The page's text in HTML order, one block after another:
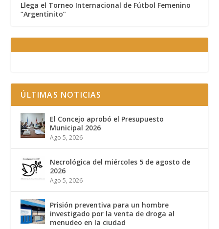
Llega el Torneo Internacional de Fútbol Femenino
“Argentinito”
ÚLTIMAS NOTICIAS
El Concejo aprobó el Presupuesto
Municipal 2026
Ago 5, 2026
Necrológica del miércoles 5 de agosto de
2026
Ago 5, 2026
Prisión preventiva para un hombre
investigado por la venta de droga al
menudeo en la ciudad